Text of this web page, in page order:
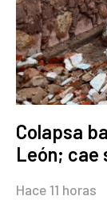
Colapsa
León; cae
Hace 11 horas